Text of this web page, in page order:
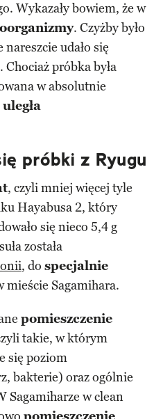
Wykazały bowiem, że w
. Czyżby było
udało się
próbka była
w absolutnie
uległa
próbki z Ryugu
, czyli mniej więcej tyle
Hayabusa 2, który
się nieco 5,4 g
została
, do specjalnie
mieście Sagamihara.
pomieszczenie
takie, w którym
się poziom
bakterie) oraz ogólnie
Sagamiharze w clean